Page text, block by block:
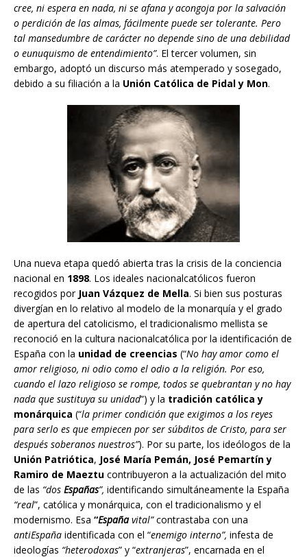
cree, ni espera en nada, ni se afana y acongoja por la salvación
o perdición de las almas, fácilmente puede ser tolerante. Pero
tal mansedumbre de carácter no depende sino de una debilidad
o eunuquismo de entendimiento”. El tercer volumen, sin
embargo, adoptó un discurso más atemperado y sosegado,
debido a su filiación a la Unión Católica de Pidal y Mon.
Una nueva etapa quedó abierta tras la crisis de la conciencia
nacional en 1898. Los ideales nacionalcatólicos fueron
recogidos por Juan Vázquez de Mella. Si bien sus posturas
divergían en lo relativo al modelo de la monarquía y el grado
de apertura del catolicismo, el tradicionalismo mellista se
reconoció en la cultura nacionalcatólica por la identificación de
España con la unidad de creencias (“No hay amor como el
amor religioso, ni odio como el odio a la religión. Por eso,
cuando el lazo religioso se rompe, todos se quebrantan y no hay
nada que sustituya su unidad”) y la tradición católica y
monárquica (“la primer condición que exigimos a los reyes
para serlo es que empiecen por ser súbditos de Cristo, para ser
después soberanos nuestros”). Por su parte, los ideólogos de la
Unión Patriótica, José María Pemán, José Pemartín y
Ramiro de Maeztu contribuyeron a la actualización del mito
de las “dos Españas”, identificando simultáneamente la España
“real”, católica y monárquica, con el tradicionalismo y el
modernismo. Esa “Españavital”contrastaba con una
antiEspaña identificada con el “enemigo interno”, infesta de
ideologías “heterodoxas” y “extranjeras”, encarnada en el